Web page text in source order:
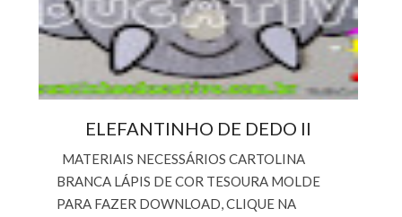
ELEFANTINHO DE DEDO II
MATERIAIS NECESSÁRIOS CARTOLINA
BRANCA LÁPIS DE COR TESOURA MOLDE
PARA FAZER DOWNLOAD, CLIQUE NA